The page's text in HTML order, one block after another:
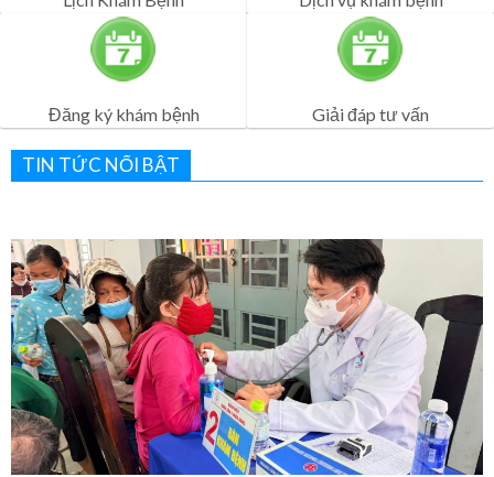
Đăng ký khám bệnh Giải đáp tư vấn
TIN TỨC NỔI BẬT
Bệnh viện Quân Dân Y Miền Đông sôi nổi lễ ra
quân khám sức khỏe định kỳ toàn dân năm 2026
Vừa qua, Bệnh viện Quân Dân Y Miền Đông đã tổ chức Lễ ra quân